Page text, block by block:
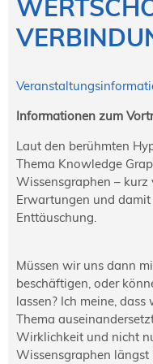
NORDIC TechKomm
tekom-Jahrestagung 2026
Mitglied werden
Expertenrat
Publikationen
Stellenangebote
Stellengesuche
Downloadbereich
Informationen zum
Laut den berühmten
Thema Knowledge
Wissensgraphen – kurz
Erwartungen und
Enttäuschung.
Müssen wir uns dann
beschäftigen, oder
lassen? Ich meine,
Thema
Wirklichkeit und nicht
Wissensgraphen